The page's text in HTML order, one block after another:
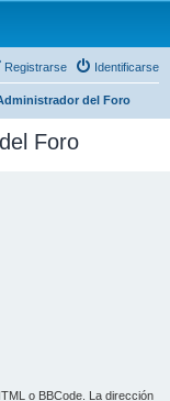
Identificarse
Registrarse
del Foro
Foro
o BBCode. La dirección